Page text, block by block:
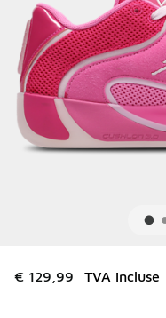
€ 129,99 TVA incluse